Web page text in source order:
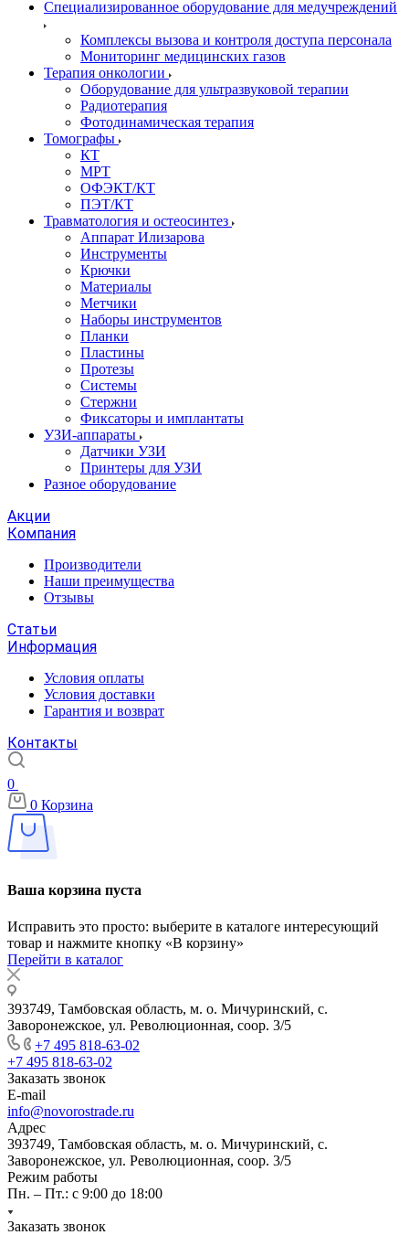
Специализированное оборудование для медучреждений
Комплексы вызова и контроля доступа персонала
Мониторинг медицинских газов
Терапия онкологии
Оборудование для ультразвуковой терапии
Радиотерапия
Фотодинамическая терапия
Томографы
КТ
МРТ
ОФЭКТ/КТ
ПЭТ/КТ
Травматология и остеосинтез
Аппарат Илизарова
Инструменты
Крючки
Материалы
Метчики
Наборы инструментов
Планки
Пластины
Протезы
Системы
Стержни
Фиксаторы и имплантаты
УЗИ-аппараты
Датчики УЗИ
Принтеры для УЗИ
Разное оборудование
Акции
Компания
Производители
Наши преимущества
Отзывы
Статьи
Информация
Условия оплаты
Условия доставки
Гарантия и возврат
Контакты
0
0 Корзина
Ваша корзина пуста
Исправить это просто: выберите в каталоге интересующий
товар и нажмите кнопку «В корзину»
Перейти в каталог
393749, Тамбовская область, м. о. Мичуринский, с.
Заворонежское, ул. Революционная, соор. 3/5
+7 495 818-63-02
+7 495 818-63-02
Заказать звонок
E-mail
info@novorostrade.ru
Адрес
393749, Тамбовская область, м. о. Мичуринский, с.
Заворонежское, ул. Революционная, соор. 3/5
Режим работы
Пн. – Пт.: с 9:00 до 18:00
Заказать звонок